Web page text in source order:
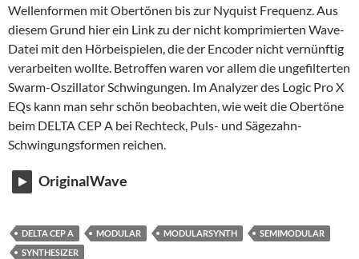
Wellenformen mit Obertönen bis zur Nyquist Frequenz. Aus
diesem Grund hier ein Link zu der nicht komprimierten Wave-
Datei mit den Hörbeispielen, die der Encoder nicht vernünftig
verarbeiten wollte. Betroffen waren vor allem die ungefilterten
Swarm-Oszillator Schwingungen. Im Analyzer des Logic Pro X
EQs kann man sehr schön beobachten, wie weit die Obertöne
beim DELTA CEP A bei Rechteck, Puls- und Sägezahn-
Schwingungsformen reichen.
OriginalWave
DELTA CEP A MODULAR MODULARSYNTH
SEMIMODULAR
SYNTHESIZER